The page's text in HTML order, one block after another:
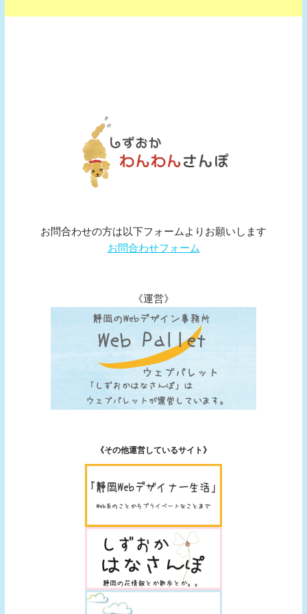
お問合わせの方は以下フォームよりお願いします
お問合わせフォーム
《運営》
《その他運営しているサイト》